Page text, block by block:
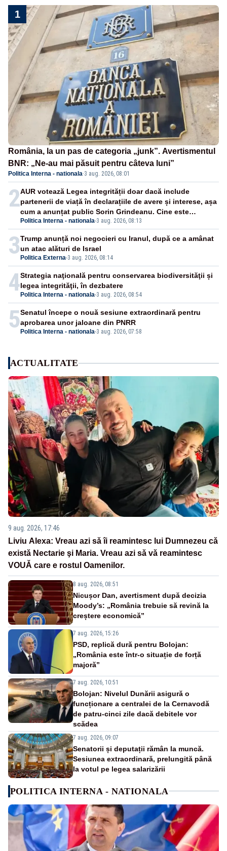
1
România, la un pas de categoria „junk”. Avertismentul
BNR: „Ne-au mai păsuit pentru câteva luni”
Politica Interna - nationala·3 aug. 2026, 08:01
2
Politica Interna - nationala-3 aug. 2026, 08:13
AUR votează Legea integrității doar dacă include
partenerii de viață în declarațiile de avere și interese, așa
cum a anunțat public Sorin Grindeanu. Cine este
incompatibil sau în conflict de interese trebuie să plece
din funcție: fără excepții!
3 Politica Externa-3 aug. 2026, 08:14
Trump anunță noi negocieri cu Iranul, după ce a amânat
un atac alături de Israel
4 Politica Interna - nationala-3 aug. 2026, 08:54
Strategia naţională pentru conservarea biodiversităţii și
legea integrităţii, în dezbatere
5 Politica Interna - nationala-3 aug. 2026, 07:58
Senatul începe o nouă sesiune extraordinară pentru
aprobarea unor jaloane din PNRR
ACTUALITATE
9 aug. 2026, 17:46
Liviu Alexa: Vreau azi sǎ îi reamintesc lui Dumnezeu cǎ
existǎ Nectarie şi Maria. Vreau azi sǎ vǎ reamintesc
VOUǍ care e rostul Oamenilor.
8 aug. 2026, 08:51
Nicușor Dan, avertisment după decizia
Moody’s: „România trebuie să revină la
creștere economică”
7 aug. 2026, 15:26
PSD, replică dură pentru Bolojan:
„România este într-o situație de forță
majoră”
7 aug. 2026, 10:51
Bolojan: Nivelul Dunării asigură o
funcționare a centralei de la Cernavodă
de patru-cinci zile dacă debitele vor
scădea
7 aug. 2026, 09:07
Senatorii și deputații rămân la muncă.
Sesiunea extraordinară, prelungită până
la votul pe legea salarizării
POLITICA INTERNA - NATIONALA